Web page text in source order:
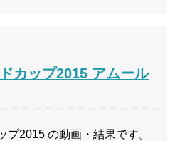
カップ2015 アムール
プ2015 の動画・結果です。